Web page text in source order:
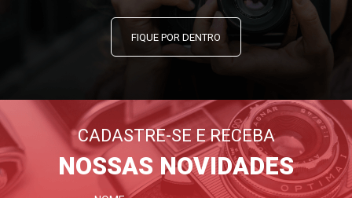
FIQUE POR DENTRO
CADASTRE-SE E RECEBA
NOSSAS NOVIDADES